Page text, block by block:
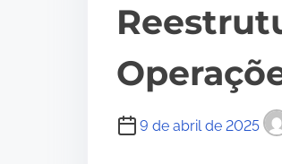
9 de abril de 2025